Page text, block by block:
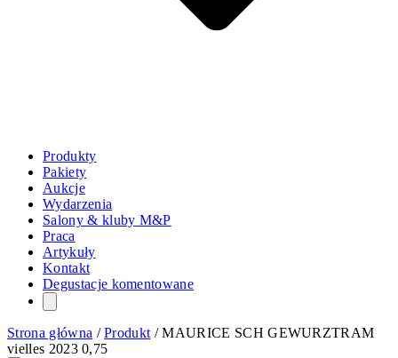
Produkty
Pakiety
Aukcje
Wydarzenia
Salony & kluby M&P
Praca
Artykuły
Kontakt
Degustacje komentowane
Strona główna /Produkt /MAURICE SCH GEWURZTRAM
vielles 2023 0,75